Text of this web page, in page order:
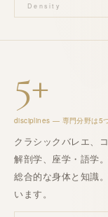
Density
5+
disciplines — 専門分野は5
クラシックバレエ、
解剖学
座学・語学。
総合的な身体と知識。
います。